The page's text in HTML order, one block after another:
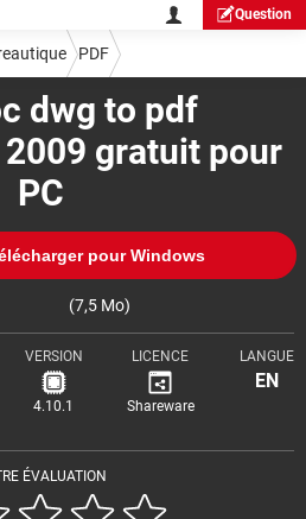
Question
dwg to pdf
gratuit pour
PC
pour Windows
(7,5 Mo)
ÉVALUATION
VERSION
4.10.1
LICENCE
Shareware
LANGUE
EN
PDF